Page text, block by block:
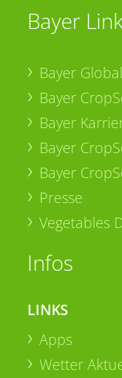
Bayer
Bayer Global
Bayer
Bayer
Bayer
Bayer
Presse
Vegetables
Infos
LINKS
Apps
Wetter